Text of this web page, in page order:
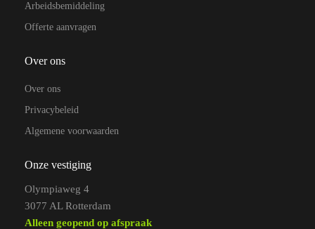
Arbeidsbemiddeling
Offerte aanvragen
Over ons
Over ons
Privacybeleid
Algemene voorwaarden
Onze vestiging
Olympiaweg 4
3077 AL Rotterdam
Alleen geopend op afspraak